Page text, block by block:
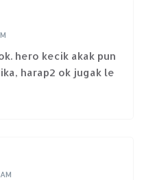
hero kecik akak pun
harap2 ok jugak le